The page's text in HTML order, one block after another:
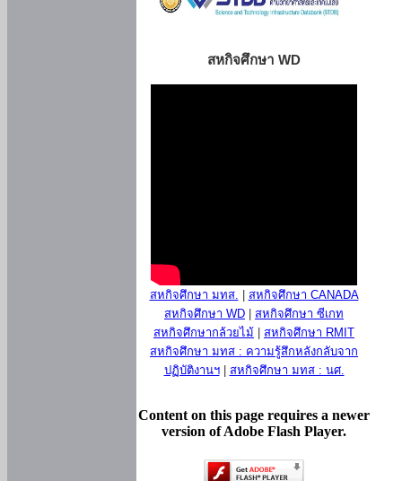
สหกิจศึกษา WD
สหกิจศึกษา มทส.
สหกิจศึกษา CANADA
สหกิจศึกษา WD
สหกิจศึกษา ซีเกท
สหกิจศึกษากล้วยไม้
สหกิจศึกษา RMIT
สหกิจศึกษา มทส : ความรู้สึกหลังกลับจาก
ปฏิบัติงานฯ| สหกิจศึกษา มทส : นศ.
Content on this page requires a newer
version of Adobe Flash Player.